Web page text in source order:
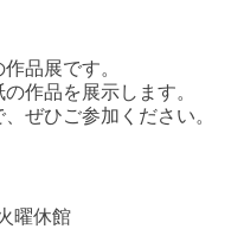
品展です。
作品を展示します。
ぜひご参加ください。
曜休館